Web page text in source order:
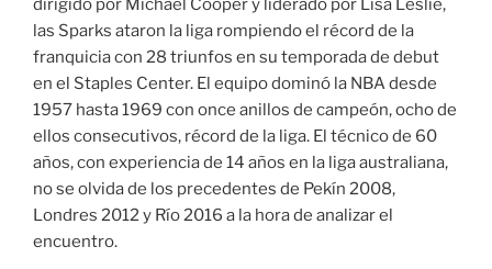
dirigido por Michael Cooper y liderado por Lisa Leslie,
las Sparks ataron la liga rompiendo el récord de la
franquicia con 28 triunfos en su temporada de debut
en el Staples Center. El equipo dominó la NBA desde
1957 hasta 1969 con once anillos de campeón, ocho de
ellos consecutivos, récord de la liga. El técnico de 60
años, con experiencia de 14 años en la liga australiana,
no se olvida de los precedentes de Pekín 2008,
Londres 2012 y Río 2016 a la hora de analizar el
encuentro.